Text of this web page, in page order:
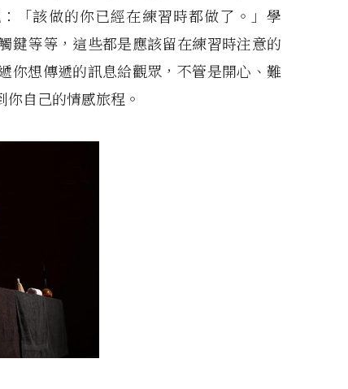
「該做的你已經在練習時都做了。」學
鍵等等，這些都是應該留在練習時注意的
你想傳遞的訊息給觀眾，不管是開心、難
自己的情感旅程。